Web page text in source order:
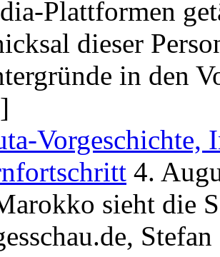
Plattformen
dieser
in den
Vorgeschichte,
4.
sieht die